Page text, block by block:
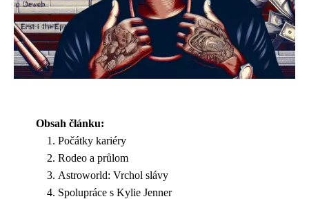
Obsah článku:
Počátky kariéry
Rodeo a průlom
Astroworld: Vrchol slávy
Spolupráce s Kylie Jenner